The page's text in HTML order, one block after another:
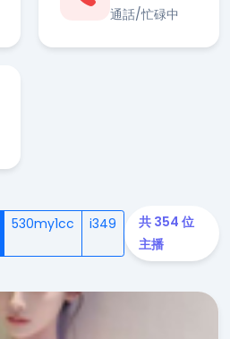
通話/忙碌中
530my1cc i349
共 354 位
主播